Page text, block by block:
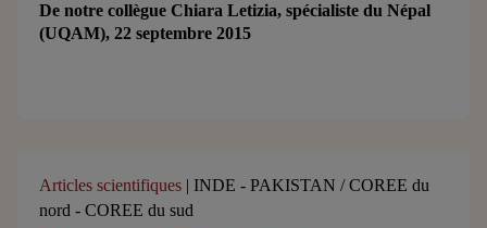
De notre collègue Chiara Letizia, spécialiste du Népal
(UQAM), 22 septembre 2015
Articles scientifiques | INDE - PAKISTAN / COREE du
nord - COREE du sud